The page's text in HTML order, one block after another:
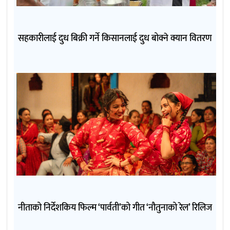
सहकारीलाई दुध बिक्री गर्ने किसानलाई दुध बोक्ने क्यान वितरण
नीताको निर्देशकिय फिल्म ‘पार्वती’को गीत ‘नौतुनाको रेल’ रिलिज